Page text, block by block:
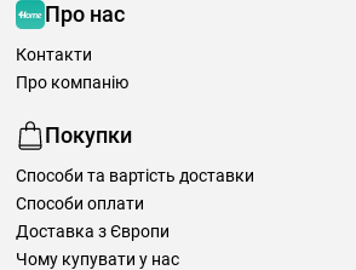
Про нас
Контакти
Про компанію
Покупки
Способи та вартість доставки
Способи оплати
Доставка з Європи
Чому купувати у нас